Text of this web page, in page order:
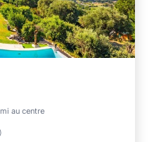
au centre
)
Terrasse